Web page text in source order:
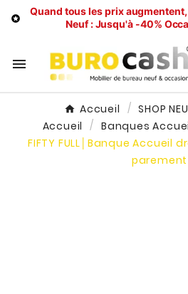

Quand tous les prix
Neuf : Jusqu'à -40%

Accueil SHOP
Accueil
Banques
FIFTY FULL│Banque Accueil
parement